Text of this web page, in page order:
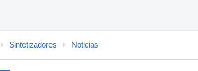
Sintetizadores Noticias